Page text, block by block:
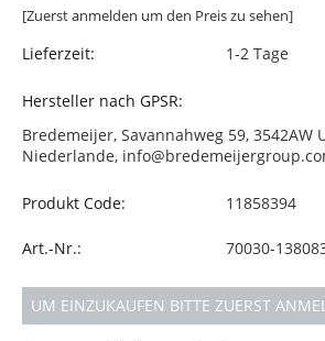
[Zuerst anmelden um den Preis zu sehen]
Lieferzeit: 1-2 Tage
Hersteller nach GPSR:
Bredemeijer, Savannahweg 59, 3542AW
Niederlande,
Produkt Code: 11858394
Art.-Nr.: 70030-
UM EINZUKAUFEN BITTE ZUERST